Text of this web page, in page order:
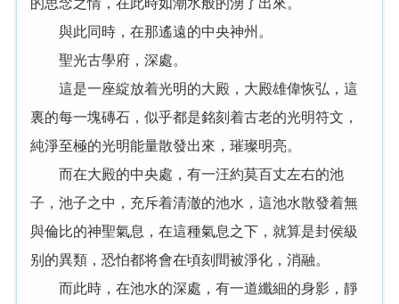
的思念之情，在此時如潮水般的湧了出來。
與此同時，在那遙遠的中央神州。
聖光古學府，深處。
這是一座綻放着光明的大殿，大殿雄偉恢弘，這
裏的每一塊磚石，似乎都是銘刻着古老的光明符文，
純淨至極的光明能量散發出來，璀璨明亮。
而在大殿的中央處，有一汪約莫百丈左右的池
子，池子之中，充斥着清澈的池水，這池水散發着無
與倫比的神聖氣息，在這種氣息之下，就算是封侯級
别的異類，恐怕都将會在頃刻間被淨化，消融。
而此時，在池水的深處，有一道纖細的身影，靜